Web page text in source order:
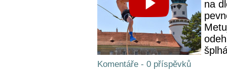
na
Komentáře - 0 příspěvků